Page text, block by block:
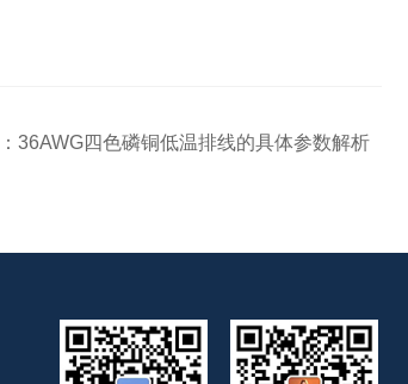
36AWG四色磷铜低温排线的具体参数解析